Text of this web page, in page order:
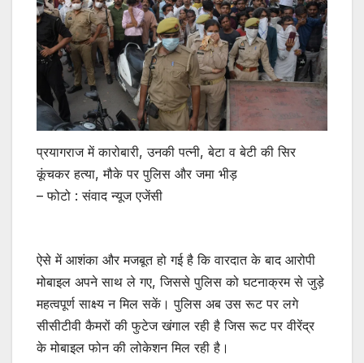
प्रयागराज में कारोबारी, उनकी पत्नी, बेटा व बेटी की सिर
कूंचकर हत्या, मौके पर पुलिस और जमा भीड़
– फोटो : संवाद न्यूज एजेंसी
ऐसे में आशंका और मजबूत हो गई है कि वारदात के बाद आरोपी
मोबाइल अपने साथ ले गए, जिससे पुलिस को घटनाक्रम से जुड़े
महत्वपूर्ण साक्ष्य न मिल सकें। पुलिस अब उस रूट पर लगे
सीसीटीवी कैमरों की फुटेज खंगाल रही है जिस रूट पर वीरेंद्र
के मोबाइल फोन की लोकेशन मिल रही है।